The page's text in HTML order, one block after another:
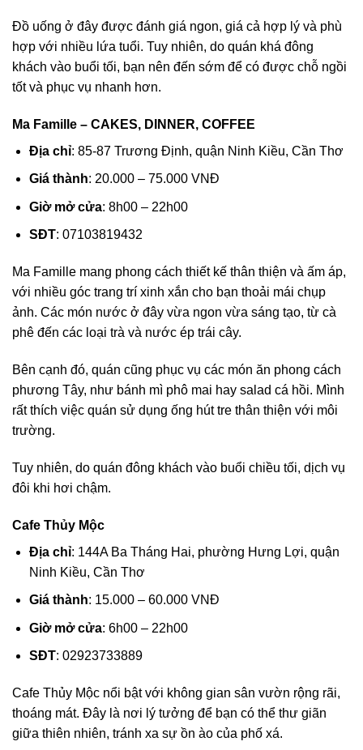
Đồ uống ở đây được đánh giá ngon, giá cả hợp lý và phù
hợp với nhiều lứa tuổi. Tuy nhiên, do quán khá đông
khách vào buổi tối, bạn nên đến sớm để có được chỗ ngồi
tốt và phục vụ nhanh hơn.
Ma Famille – CAKES, DINNER, COFFEE
Địa chỉ: 85-87 Trương Định, quận Ninh Kiều, Cần Thơ
Giá thành: 20.000 – 75.000 VNĐ
Giờ mở cửa: 8h00 – 22h00
SĐT: 07103819432
Ma Famille mang phong cách thiết kế thân thiện và ấm áp,
với nhiều góc trang trí xinh xắn cho bạn thoải mái chụp
ảnh. Các món nước ở đây vừa ngon vừa sáng tạo, từ cà
phê đến các loại trà và nước ép trái cây.
Bên cạnh đó, quán cũng phục vụ các món ăn phong cách
phương Tây, như bánh mì phô mai hay salad cá hồi. Mình
rất thích việc quán sử dụng ống hút tre thân thiện với môi
trường.
Tuy nhiên, do quán đông khách vào buổi chiều tối, dịch vụ
đôi khi hơi chậm.
Cafe Thủy Mộc
Địa chỉ: 144A Ba Tháng Hai, phường Hưng Lợi, quận
Ninh Kiều, Cần Thơ
Giá thành: 15.000 – 60.000 VNĐ
Giờ mở cửa: 6h00 – 22h00
SĐT: 02923733889
Cafe Thủy Mộc nổi bật với không gian sân vườn rộng rãi,
thoáng mát. Đây là nơi lý tưởng để bạn có thể thư giãn
giữa thiên nhiên, tránh xa sự ồn ào của phố xá.